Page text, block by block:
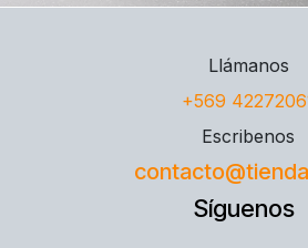
Llámanos
+569
Escribenos
Síguenos